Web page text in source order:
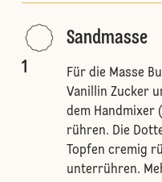
1
Sandmasse
Für die Masse
Vanillin Zucker
dem Handmixer
rühren. Die
Topfen cremig
unterrühren.